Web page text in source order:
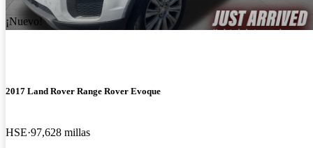
¡Nuevo!
2017 Land Rover Range Rover Evoque
HSE 97,628 millas